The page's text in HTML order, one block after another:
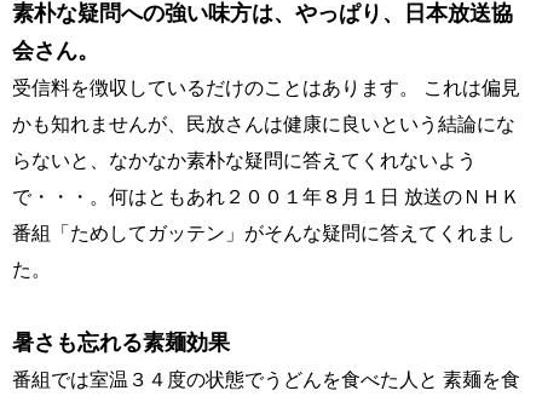
素朴な疑問への強い味方は、やっぱり、日本放送協
会さん。
受信料を徴収しているだけのことはあります。 これは偏見
かも知れませんが、民放さんは健康に良いという結論にな
らないと、なかなか素朴な疑問に答えてくれないよう
で・・・。何はともあれ２００１年８月１日 放送のＮＨＫ
番組「ためしてガッテン」がそんな疑問に答えてくれまし
た。
暑さも忘れる素麺効果
番組では室温３４度の状態でうどんを食べた人と 素麺を食